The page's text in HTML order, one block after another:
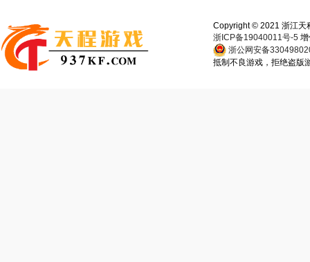
Copyright © 2021 浙江天
浙ICP备19040011号-5
浙公网安备
抵制不良游戏，拒绝盗版